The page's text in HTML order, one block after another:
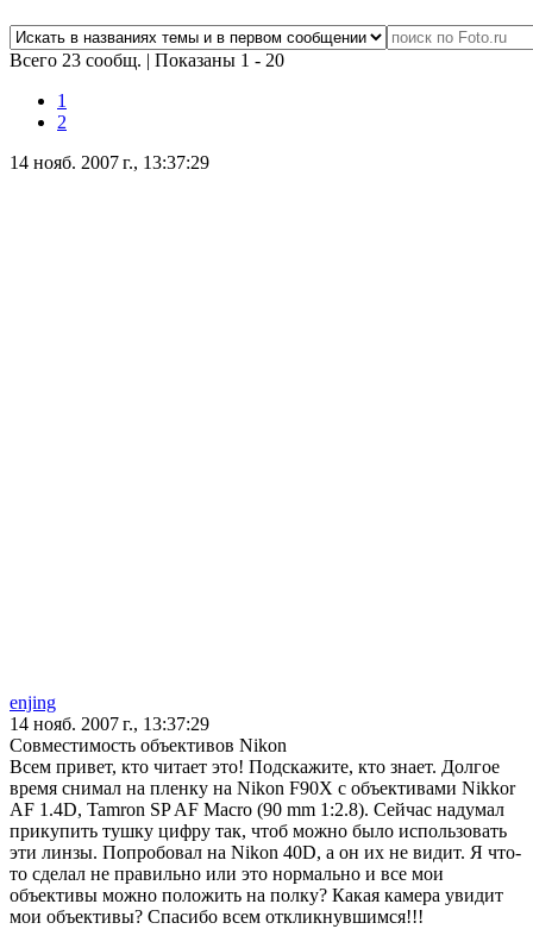
Всего 23 сообщ. | Показаны 1 - 20
1
2
14 нояб. 2007 г., 13:37:29
enjing
14 нояб. 2007 г., 13:37:29
Совместимость объективов Nikon
Всем привет, кто читает это! Подскажите, кто знает. Долгое
время снимал на пленку на Nikon F90X с объективами Nikkor
AF 1.4D, Tamron SP AF Macro (90 mm 1:2.8). Сейчас надумал
прикупить тушку цифру так, чтоб можно было использовать
эти линзы. Попробовал на Nikon 40D, а он их не видит. Я что-
то сделал не правильно или это нормально и все мои
объективы можно положить на полку? Какая камера увидит
мои объективы? Спасибо всем откликнувшимся!!!